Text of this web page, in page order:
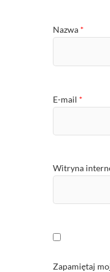
Nazwa *
E-mail *
Witryna
Zapamiętaj